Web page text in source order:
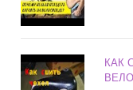
КАК